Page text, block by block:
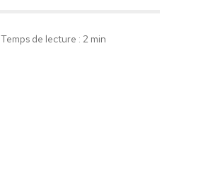
Temps de lecture : 2 min